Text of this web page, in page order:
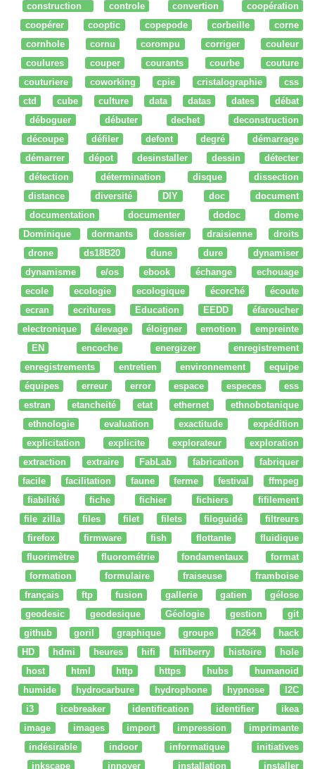
construction
controle convertion
coopération
coopérer
cooptic copepode corbeille
corne
cornhole
cornu corompu corriger
couleur
coulures
couper courants courbe
couture
couturiere
coworking cpie cristalographie
css
ctd
cube culture data datas dates
débat
déboguer
débuter dechet
deconstruction
découpe
défiler defont degré
démarrage
démarrer
dépot desinstaller dessin
détecter
détection
détermination disque
dissection
distance
diversité DIY doc
document
documentation
documenter dodoc
dome
Dominique
dormants dossier draisienne
droits
drone
ds18B20 dune dure
dynamiser
dynamisme
e/os ebook échange
echouage
ecole
ecologie ecologique écorché
écoute
ecran
ecritures Education EEDD
éfaroucher
electronique
élevage éloigner emotion
empreinte
EN
encoche energizer
enregistrement
enregistrements
entretien environnement
equipe
équipes
erreur error espace especes
ess
estran
etancheité etat ethernet
ethnobotanique
ethnologie
evaluation exactitude
expédition
explicitation
explicite explorateur
exploration
extraction
extraire FabLab fabrication
fabriquer
facile
facilitation faune ferme festival
ffmpeg
fiabilité
fiche fichier fichiers
fifilement
file zilla
files filet filets filoguidé
filtreurs
firefox
firmware fish flottante
fluidique
fluorimètre
fluorométrie fondamentaux
format
formation
formulaire fraiseuse
framboise
français
ftp fusion gallerie gatien
gélose
geodesic
geodesique Géologie gestion
git
github
goril graphique groupe h264
hack
HD
hdmi heures hifi hifiberry histoire
hole
host
html http https hubs
humanoid
humide
hydrocarbure hydrophone hypnose
I2C
i3
icebreaker identification identifier
ikea
image
images import impression
imprimante
indésirable
indoor informatique
initiatives
inkscape
innover installation installer